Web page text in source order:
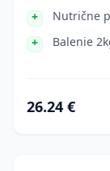
Nutrične
Balenie
26.24 €